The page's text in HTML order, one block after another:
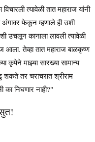
त्यावेळी तात महाराज यांनी
अंगावर फेकून म्हणाले ही उशी
उचलून कानाला लावली त्यावेळी
आला. तेव्हा तात महाराज बाळकृष्ण
कृपेने माझ्या सारख्या सामान्य
शकते तर चराचरात श्रीराम
का निघणार नाही?"
स्वामीसुत!